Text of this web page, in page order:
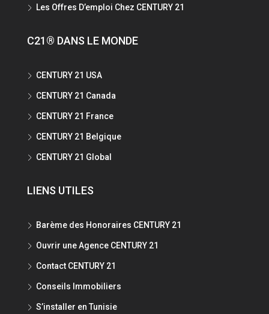
Les Offres D’emploi Chez CENTURY 21
C21® DANS LE MONDE
CENTURY 21 USA
CENTURY 21 Canada
CENTURY 21 France
CENTURY 21 Belgique
CENTURY 21 Global
LIENS UTILES
Barème des Honoraires CENTURY 21
Ouvrir une Agence CENTURY 21
Contact CENTURY 21
Conseils Immobiliers
S’installer en Tunisie